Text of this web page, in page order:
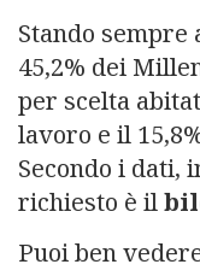
Stando sempre
45,2% dei
per scelta
lavoro e il
Secondo i dati,
richiesto è il
Puoi ben